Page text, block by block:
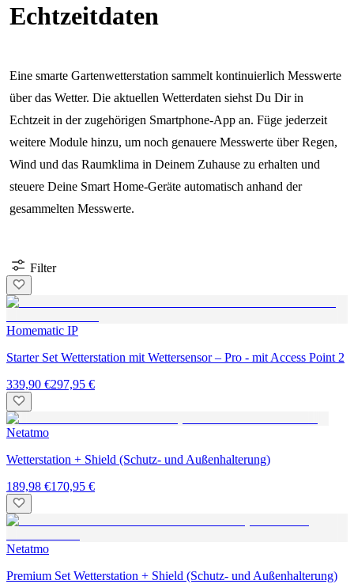
Echtzeitdaten
Eine smarte Gartenwetterstation sammelt kontinuierlich Messwerte
über das Wetter. Die aktuellen Wetterdaten siehst Du Dir in
Echtzeit in der zugehörigen Smartphone-App an. Füge jederzeit
weitere Module hinzu, um noch genauere Messwerte über Regen,
Wind und das Raumklima in Deinem Zuhause zu erhalten und
steuere Deine Smart Home-Geräte automatisch anhand der
gesammelten Messwerte.
Filter
Homematic IP
Starter Set Wetterstation mit Wettersensor – Pro - mit Access Point 2
339,90 €297,95 €
Netatmo
Wetterstation + Shield (Schutz- und Außenhalterung)
189,98 €170,95 €
Netatmo
Premium Set Wetterstation + Shield (Schutz- und Außenhalterung)